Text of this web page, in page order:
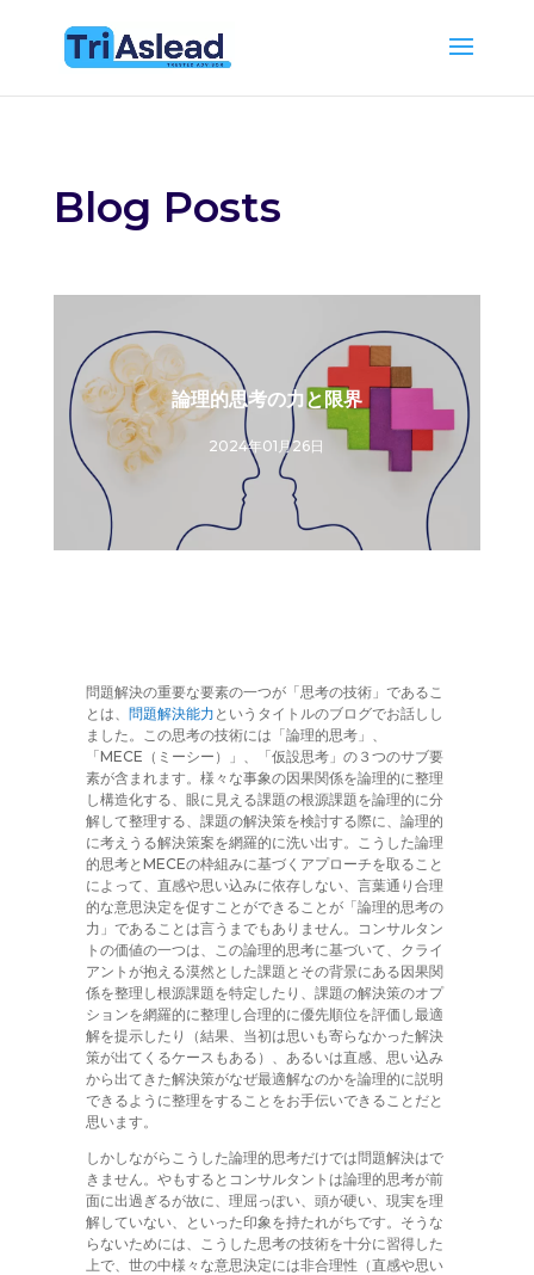
Blog Posts
論理的思考の力と限界
2024年01月26日
問題解決の重要な要素の一つが「思考の技術」であるこ
とは、 問題解決能力 というタイトルのブログでお話しし
ました。この思考の技術には「論理的思考」、
「MECE（ミーシー）」、「仮設思考」の３つのサブ要
素が含まれます。様々な事象の因果関係を論理的に整理
し構造化する、眼に見える課題の根源課題を論理的に分
解して整理する、課題の解決策を検討する際に、論理的
に考えうる解決策案を網羅的に洗い出す。こうした論理
的思考とMECEの枠組みに基づくアプローチを取ること
によって、直感や思い込みに依存しない、言葉通り合理
的な意思決定を促すことができることが「論理的思考の
力」であることは言うまでもありません。コンサルタン
トの価値の一つは、この論理的思考に基づいて、クライ
アントが抱える漠然とした課題とその背景にある因果関
係を整理し根源課題を特定したり、課題の解決策のオプ
ションを網羅的に整理し合理的に優先順位を評価し最適
解を提示したり（結果、当初は思いも寄らなかった解決
策が出てくるケースもある）、あるいは直感、思い込み
から出てきた解決策がなぜ最適解なのかを論理的に説明
できるように整理をすることをお手伝いできることだと
思います。
しかしながらこうした論理的思考だけでは問題解決はで
きません。やもするとコンサルタントは論理的思考が前
面に出過ぎるが故に、理屈っぽい、頭が硬い、現実を理
解していない、といった印象を持たれがちです。そうな
らないためには、こうした思考の技術を十分に習得した
上で、世の中様々な意思決定には非合理性（直感や思い